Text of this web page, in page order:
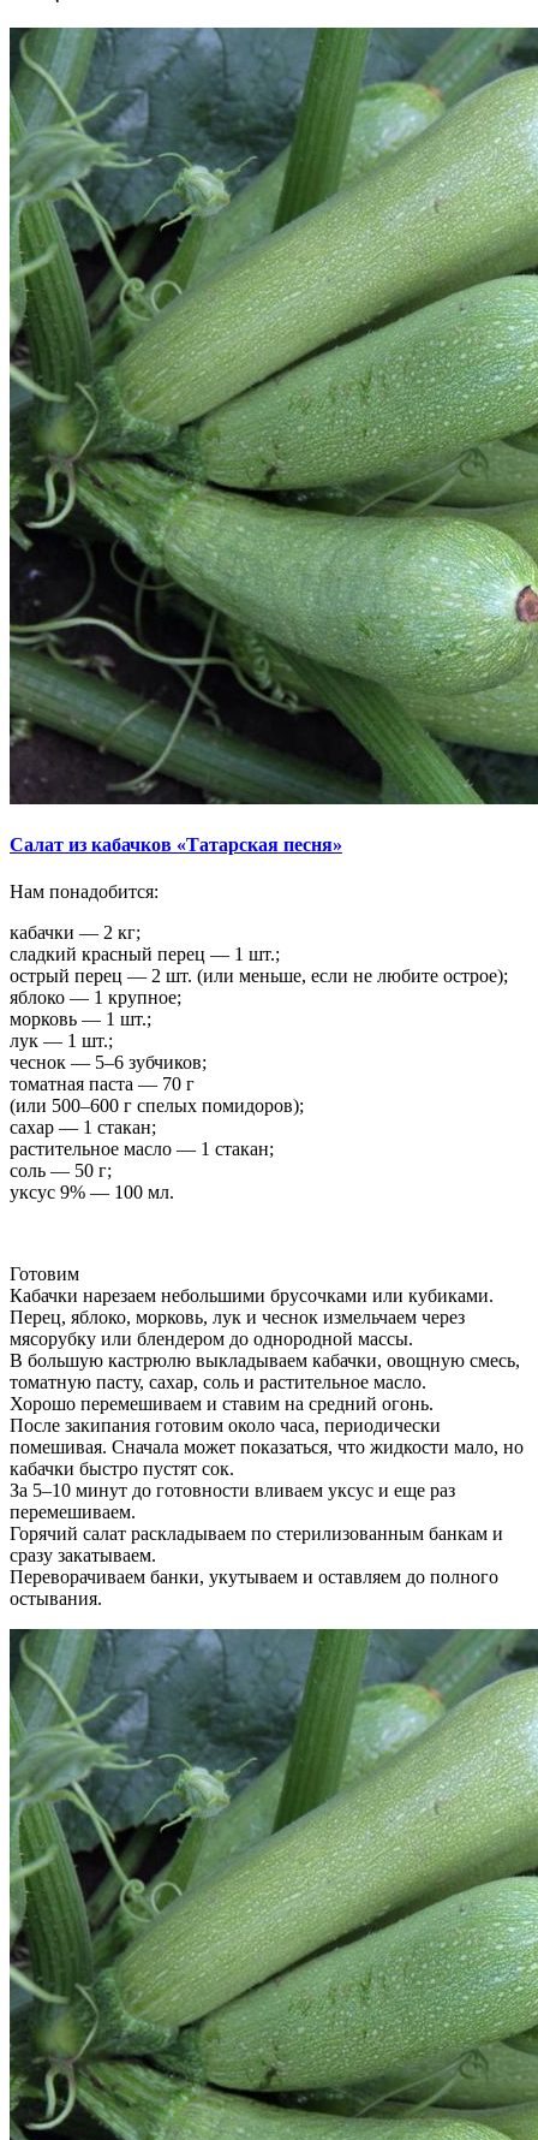
Салат из кабачков «Татарская песня»
Нам понадобится:
кабачки — 2 кг;
сладкий красный перец — 1 шт.;
острый перец — 2 шт. (или меньше, если не любите острое);
яблоко — 1 крупное;
морковь — 1 шт.;
лук — 1 шт.;
чеснок — 5–6 зубчиков;
томатная паста — 70 г
(или 500–600 г спелых помидоров);
сахар — 1 стакан;
растительное масло — 1 стакан;
соль — 50 г;
уксус 9% — 100 мл.
Готовим
Кабачки нарезаем небольшими брусочками или кубиками.
Перец, яблоко, морковь, лук и чеснок измельчаем через
мясорубку или блендером до однородной массы.
В большую кастрюлю выкладываем кабачки, овощную смесь,
томатную пасту, сахар, соль и растительное масло.
Хорошо перемешиваем и ставим на средний огонь.
После закипания готовим около часа, периодически
помешивая. Сначала может показаться, что жидкости мало, но
кабачки быстро пустят сок.
За 5–10 минут до готовности вливаем уксус и еще раз
перемешиваем.
Горячий салат раскладываем по стерилизованным банкам и
сразу закатываем.
Переворачиваем банки, укутываем и оставляем до полного
остывания.